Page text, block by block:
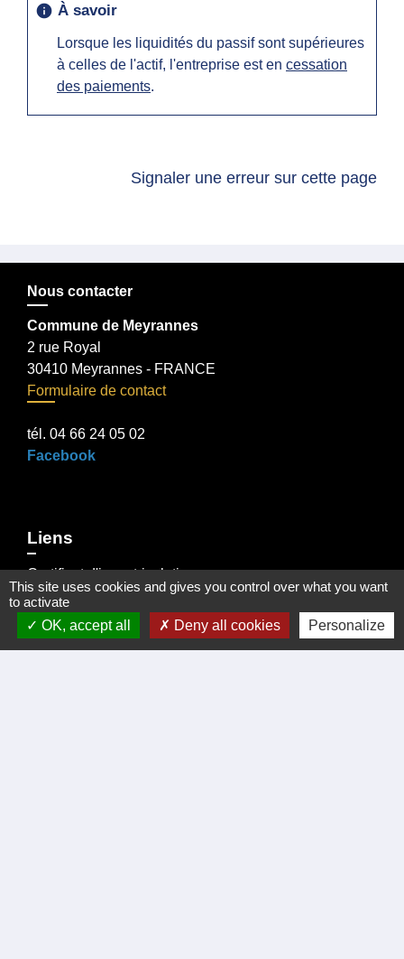
info À savoir
Lorsque les liquidités du passif sont supérieures
à celles de l'actif, l'entreprise est en cessation
des paiements.
Signaler une erreur sur cette page
Nous contacter
Commune de Meyrannes
2 rue Royal
30410 Meyrannes - FRANCE
Formulaire de contact
tél. 04 66 24 05 02
Facebook
Liens
Certificat d'immatriculation
Régler facture d'eau par carte bancaire
Office du Tourisme Cèze Cévennes
Visite virtuelle Eglise Romane XII Siécle.
This site uses cookies and gives you control over what you want
to activate
OK, accept all
Deny all cookies Personalize